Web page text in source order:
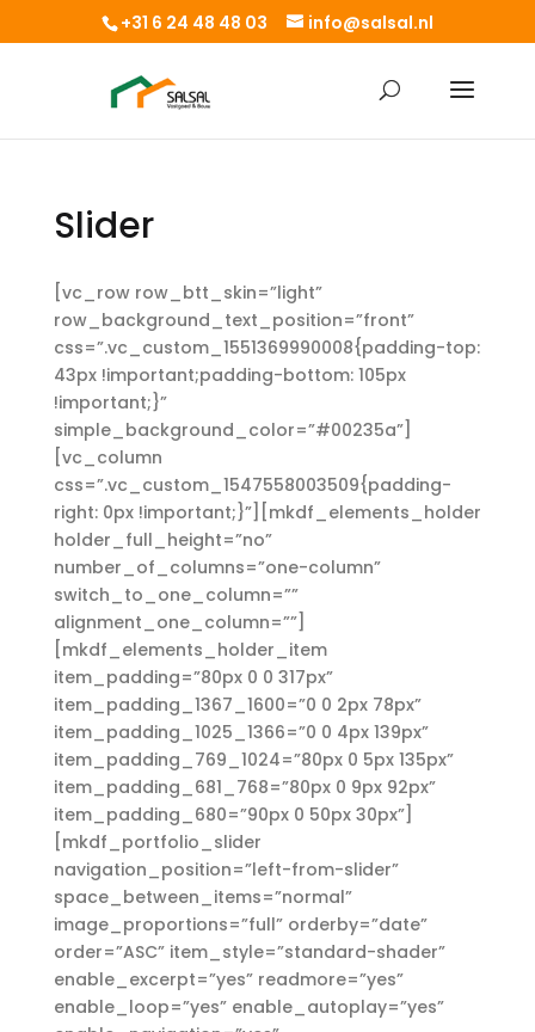
+31 6 24 48 48 03 info@salsal.nl
Slider
[vc_row row_btt_skin=”light”
row_background_text_position=”front”
css=”.vc_custom_1551369990008{padding-top:
43px !important;padding-bottom: 105px
!important;}”
simple_background_color=”#00235a”]
[vc_column
css=”.vc_custom_1547558003509{padding-
right: 0px !important;}”][mkdf_elements_holder
holder_full_height=”no”
number_of_columns=”one-column”
switch_to_one_column=””
alignment_one_column=””]
[mkdf_elements_holder_item
item_padding=”80px 0 0 317px”
item_padding_1367_1600=”0 0 2px 78px”
item_padding_1025_1366=”0 0 4px 139px”
item_padding_769_1024=”80px 0 5px 135px”
item_padding_681_768=”80px 0 9px 92px”
item_padding_680=”90px 0 50px 30px”]
[mkdf_portfolio_slider
navigation_position=”left-from-slider”
space_between_items=”normal”
image_proportions=”full” orderby=”date”
order=”ASC” item_style=”standard-shader”
enable_excerpt=”yes” readmore=”yes”
enable_loop=”yes” enable_autoplay=”yes”